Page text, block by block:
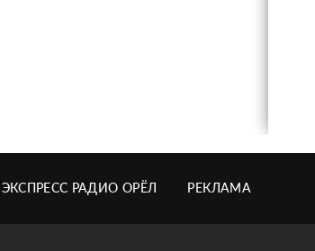
ЭКСПРЕСС РАДИО ОРЁЛ РЕКЛАМА